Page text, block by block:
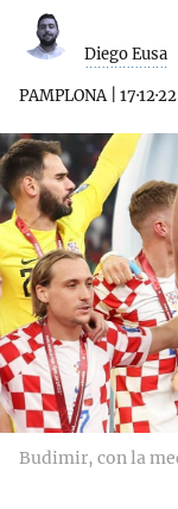
Diego Eusa
PAMPLONA| 17·12·22
Budimir, con la